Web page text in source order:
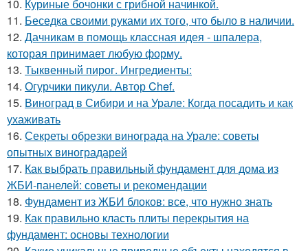
10. Куриные бочонки с грибной начинкой.
11. Беседка своими руками их того, что было в наличии.
12. Дачникам в помощь классная идея - шпалера,
которая принимает любую форму.
13. Тыквенный пирог. Ингредиенты:
14. Огурчики пикули. Автор Chef.
15. Виноград в Сибири и на Урале: Когда посадить и как
ухаживать
16. Секреты обрезки винограда на Урале: советы
опытных виноградарей
17. Как выбрать правильный фундамент для дома из
ЖБИ-панелей: советы и рекомендации
18. Фундамент из ЖБИ блоков: все, что нужно знать
19. Как правильно класть плиты перекрытия на
фундамент: основы технологии